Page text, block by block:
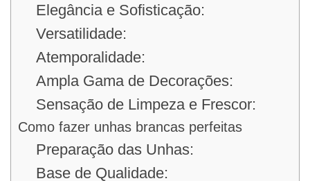
Elegância e Sofisticação:
Versatilidade:
Atemporalidade:
Ampla Gama de Decorações:
Sensação de Limpeza e Frescor:
Como fazer unhas brancas perfeitas
Preparação das Unhas:
Base de Qualidade: